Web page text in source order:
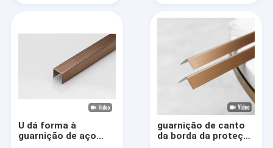
U dá forma à
guarnição de aço
guarnição de canto
da borda da proteção